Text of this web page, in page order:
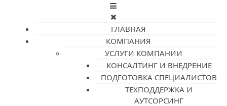
ГЛАВНАЯ
КОМПАНИЯ
УСЛУГИ КОМПАНИИ
КОНСАЛТИНГ И ВНЕДРЕНИЕ
ПОДГОТОВКА СПЕЦИАЛИСТОВ
ТЕХПОДДЕРЖКА И
АУТСОРСИНГ